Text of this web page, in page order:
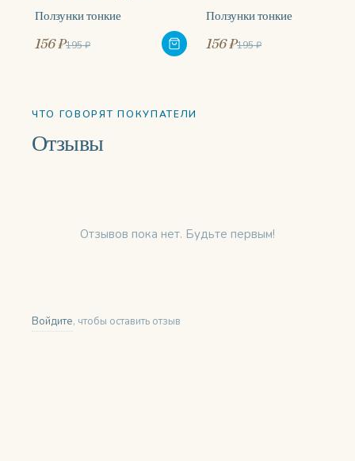
-20%
Ползунки тонкие
156 ₽195 ₽
-20%
Ползунки тонкие
156 ₽195 ₽
ЧТО ГОВОРЯТ ПОКУПАТЕЛИ
Отзывы
Отзывов пока нет. Будьте первым!
Войдите, чтобы оставить отзыв